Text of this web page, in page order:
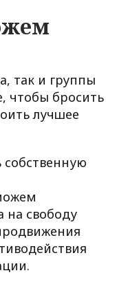
так и группы
чтобы бросить
лучшее
на свободу